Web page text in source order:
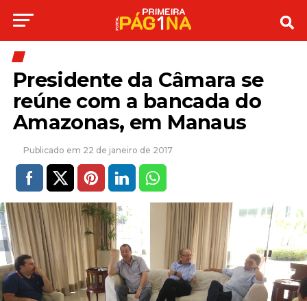
Presidente da Câmara se
reúne com a bancada do
Amazonas, em Manaus
22 de janeiro de 2017